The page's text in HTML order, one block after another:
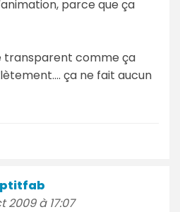
parce que ça
transparent comme ça
ça ne fait aucun
ptitfab
2009 à 17:07